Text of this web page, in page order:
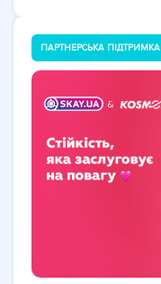
ПАРТНЕРСЬКА ПІДТРИМКА